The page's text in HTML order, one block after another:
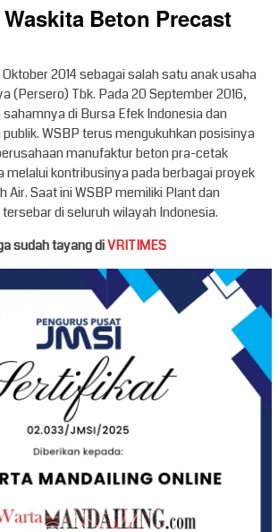
Beton Precast
2014 sebagai salah satu anak usaha
(Persero) Tbk. Pada 20 September 2016,
di Bursa Efek Indonesia dan
WSBP terus mengukuhkan posisinya
manufaktur beton pra-cetak
melalui kontribusinya pada berbagai proyek
Air. Saat ini WSBP memiliki Plant dan
di seluruh wilayah Indonesia.
sudah tayang diVRITIMES